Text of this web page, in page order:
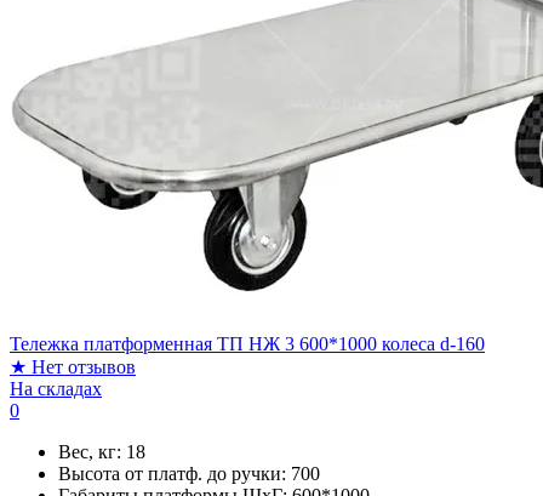
Тележка платформенная ТП НЖ 3 600*1000 колеса d-160
★ Нет отзывов
На складах
0
Вес, кг: 18
Высота от платф. до ручки: 700